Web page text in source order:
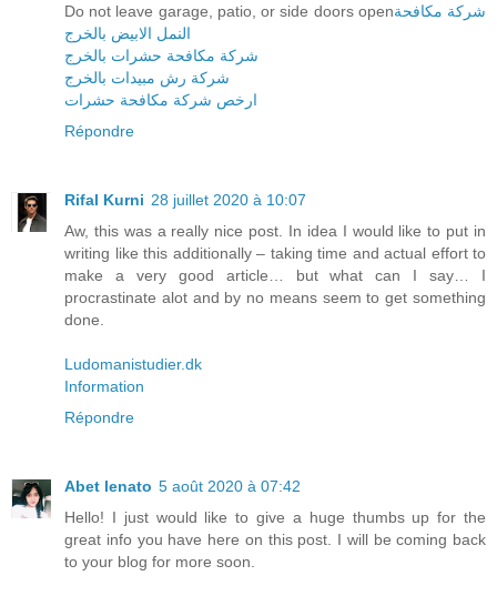
Do not leave garage, patio, or side doors openشركة مكافحة
النمل الابيض بالخرج
شركة مكافحة حشرات بالخرج
شركة رش مبيدات بالخرج
ارخص شركة مكافحة حشرات
Répondre
Rifal Kurni 28 juillet 2020 à 10:07
Aw, this was a really nice post. In idea I would like to put in
writing like this additionally – taking time and actual effort to
make a very good article… but what can I say… I
procrastinate alot and by no means seem to get something
done.
Ludomanistudier.dk
Information
Répondre
Abet lenato 5 août 2020 à 07:42
Hello! I just would like to give a huge thumbs up for the
great info you have here on this post. I will be coming back
to your blog for more soon.